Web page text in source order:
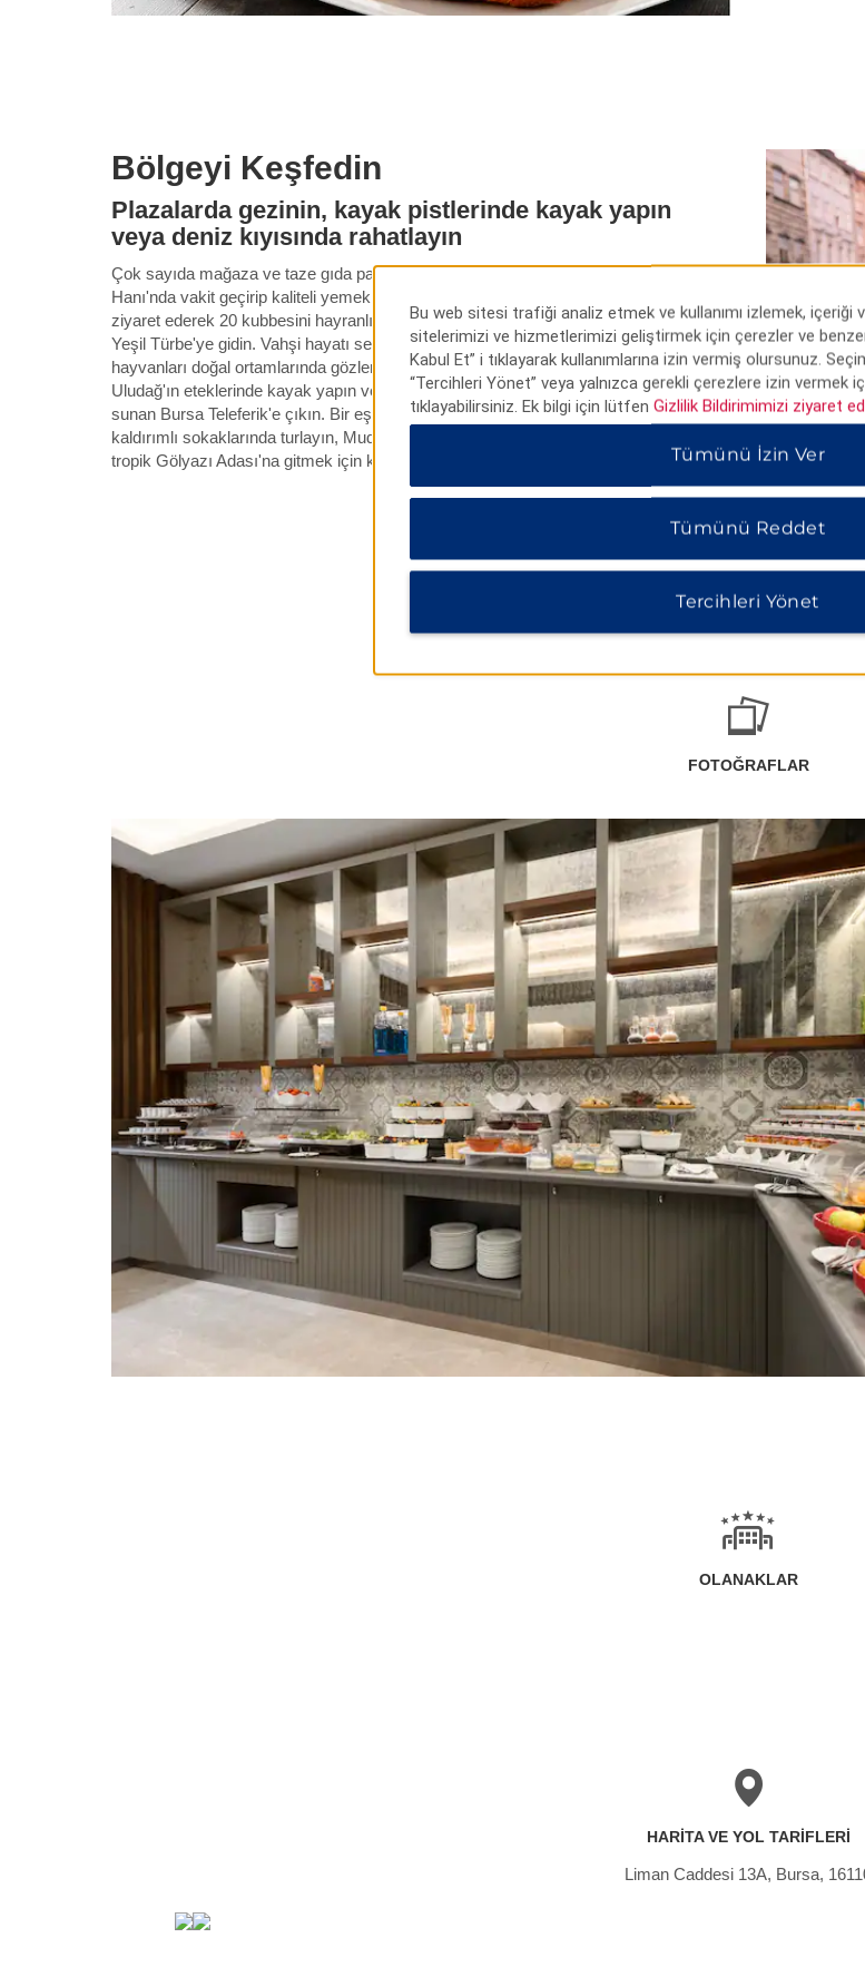
Bölgeyi Keşfedin
Plazalarda gezinin, kayak pistlerinde kayak yapın
veya deniz kıyısında rahatlayın
Çok sayıda mağaza ve taze gıda pazarı bulunan Kapalıçarşı'da gezinin veya Koza
Hanı'nda vakit geçirip kaliteli yemek seçeneklerinin keyfini çıkarın. Bursa Ulu Camii'ni
ziyaret ederek 20 kubbesini hayranlıkla izleyin veya bölgenin en etkileyici türbesi olan
Yeşil Türbe'ye gidin. Vahşi hayatı seviyorsanız Bursa Hayvanat Bahçesi'nde
hayvanları doğal ortamlarında gözlemleyebilirsiniz. Kış aylarında kayaklarınızı alıp
Uludağ'ın eteklerinde kayak yapın veya tüm yıl boyunca olağanüstü manzaralar
sunan Bursa Teleferik'e çıkın. Bir eşeğe binin ve Misi Köyü'nün ilginç arnavut
kaldırımlı sokaklarında turlayın, Mudanya'da güzel deniz manzaraları izleyin veya
tropik Gölyazı Adası'na gitmek için köprüden geçin.
FOTOĞRAFLAR
OLANAKLAR
HARITA VE YOL TARIFLERI
Liman Caddesi 13A, Bursa,
Bu web sitesi trafiği analiz etmek ve kullanımı izlemek, içeriği
sitelerimizi ve hizmetlerimizi geliştirmek için çerezler ve
Kabul Et” i tıklayarak kullanımlarına izin vermiş olursunuz.
“Tercihleri Yönet” veya yalnızca gerekli çerezlere izin vermek
tıklayabilirsiniz. Ek bilgi için lütfen Gizlilik Bildirimimizi ziyaret
Tümünü İzin Ver
Tümünü Reddet
Tercihleri Yönet